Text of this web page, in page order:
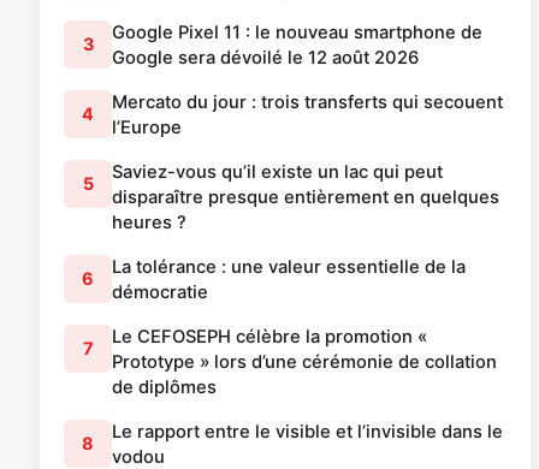
3
Google Pixel 11 : le nouveau smartphone de
Google sera dévoilé le 12 août 2026
4
Mercato du jour : trois transferts qui secouent
l’Europe
5
Saviez-vous qu’il existe un lac qui peut
disparaître presque entièrement en quelques
heures ?
6
La tolérance : une valeur essentielle de la
démocratie
7
Le CEFOSEPH célèbre la promotion «
Prototype » lors d’une cérémonie de collation
de diplômes
8
Le rapport entre le visible et l’invisible dans le
vodou